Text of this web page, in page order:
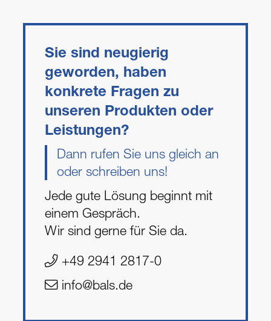
Sie sind neugierig
geworden, haben
konkrete Fragen zu
unseren Produkten oder
Leistungen?
Dann rufen Sie uns gleich an
oder schreiben uns!
Jede gute Lösung beginnt mit
einem Gespräch.
Wir sind gerne für Sie da.
+49 2941 2817-0
info@bals.de